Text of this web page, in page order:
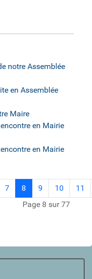
notre Assemblée
en Assemblée
Maire
en Mairie
en Mairie
Page 8 sur 77
7 8 9 10 11